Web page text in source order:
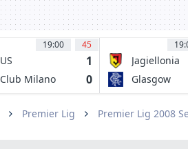
19:00 45
US
Pergolettese
1
Club Milano
0
Jagiellonia
Bialystok
Glasgow
Premier Lig
Premier Lig 2008